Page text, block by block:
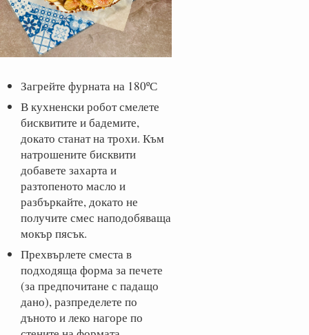
Загрейте фурната на 180ºС
В кухненски робот смелете
бисквитите и бадемите,
докато станат на трохи. Към
натрошените бисквити
добавете захарта и
разтопеното масло и
разбъркайте, докато не
получите смес наподобяваща
мокър пясък.
Прехвърлете сместа в
подходяща форма за печете
(за предпочитане с падащо
дано), разпределете по
дъното и леко нагоре по